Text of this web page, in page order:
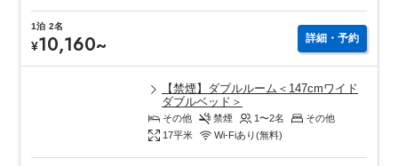
1泊 2名
¥10,160~ 詳細・予約
【禁煙】ダブルルーム＜147cmワイド
ダブルベッド＞
その他 禁煙 1〜2名
その他
17平米 Wi-Fiあり(無料)